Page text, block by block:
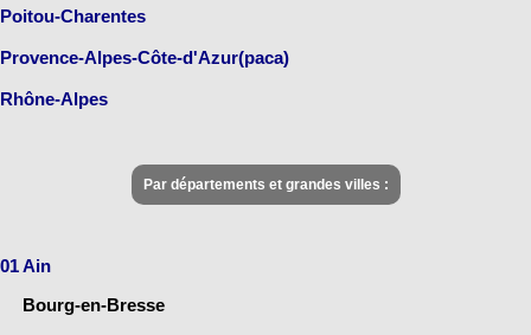
Poitou-Charentes
Provence-Alpes-Côte-d'Azur(paca)
Rhône-Alpes
Par départements et grandes villes :
01 Ain
Bourg-en-Bresse